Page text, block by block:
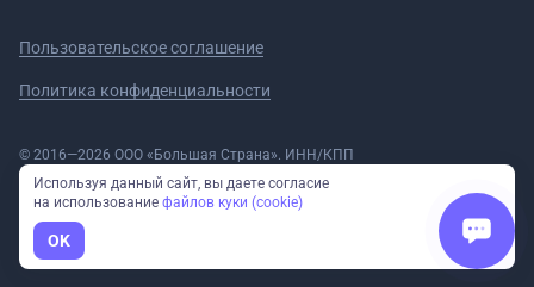
Пользовательское соглашение
Политика конфиденциальности
© 2016—2026 ООО «Большая Страна». ИНН/КПП
5908078160/590801001 ОГРН 1185958020533
Номер в реестре Роскомнадзора № 59-18-006319 (Приказ № 321 от
11.10.2018)
Полное или частичное копирование изображений и текстов возможно
только с указанием активной ссылки на сайт Большая Страна.
Используя данный сайт, вы даете согласие
на использование файлов куки (cookie)
OK